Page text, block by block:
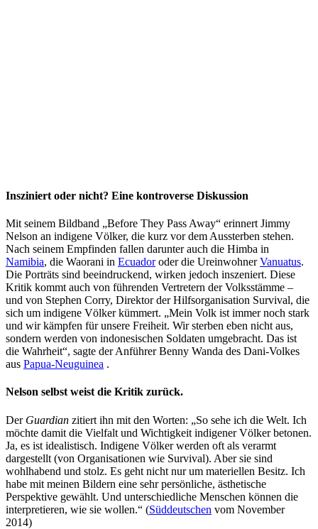
Insziniert oder nicht? Eine kontroverse Diskussion
Mit seinem Bildband „Before They Pass Away“ erinnert Jimmy
Nelson an indigene Völker, die kurz vor dem Aussterben stehen.
Nach seinem Empfinden fallen darunter auch die Himba in
Namibia, die Waorani in Ecuadoroder die UreinwohnerVanuatus.
Die Porträts sind beeindruckend, wirken jedoch inszeniert. Diese
Kritik kommt auch von führenden Vertretern der Volksstämme –
und von Stephen Corry, Direktor der Hilfsorganisation Survival, die
sich um indigene Völker kümmert. „Mein Volk ist immer noch stark
und wir kämpfen für unsere Freiheit. Wir sterben eben nicht aus,
sondern werden von indonesischen Soldaten umgebracht. Das ist
die Wahrheit“, sagte der Anführer Benny Wanda des Dani-Volkes
aus Papua-Neuguinea .
Nelson selbst weist die Kritik zurück.
Der Guardian zitiert ihn mit den Worten: „So sehe ich die Welt. Ich
möchte damit die Vielfalt und Wichtigkeit indigener Völker betonen.
Ja, es ist idealistisch. Indigene Völker werden oft als verarmt
dargestellt (von Organisationen wie Survival). Aber sie sind
wohlhabend und stolz. Es geht nicht nur um materiellen Besitz. Ich
habe mit meinen Bildern eine sehr persönliche, ästhetische
Perspektive gewählt. Und unterschiedliche Menschen können die
interpretieren, wie sie wollen.“ (Süddeutschen vom November
2014)